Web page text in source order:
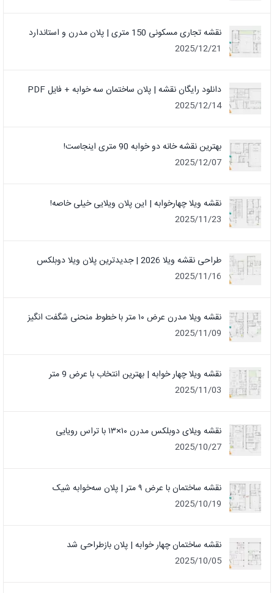
نقشه تجاری مسکونی 150 متری | پلان مدرن و استاندارد
2025/12/21
دانلود رایگان نقشه | پلان ساختمان سه خوابه + فایل PDF
2025/12/14
بهترین نقشه خانه دو خوابه 90 متری اینجاست!
2025/12/07
نقشه ویلا چهارخوابه | این پلان ویلایی خیلی خاصه!
2025/11/23
طراحی نقشه ویلا 2026 | جدیدترین پلان ویلا دوبلکس
2025/11/16
نقشه ویلا مدرن عرض ۱۰ متر با خطوط منحنی شگفت انگیز
2025/11/09
نقشه ویلا چهار خوابه | بهترین انتخاب با عرض 9 متر
2025/11/03
نقشه ویلای دوبلکس مدرن ۱۰×۱۳ با تراس رویایی
2025/10/27
نقشه ساختمان با عرض ۹ متر | پلان سه‌خوابه شیک
2025/10/19
نقشه ساختمان چهار خوابه | پلان بازطراحی شد
2025/10/05